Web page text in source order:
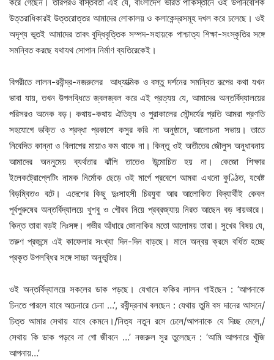
উত্তরাধিকারই উত্তরোত্তর আমাদের লোকালয় ও কলাকেন্দ্রসমূহ দখল করে চলেছে। ওই
অদৃশ্য ভূতই আমাদের তাবৎ বুদ্ধিবৃত্তিক সম্পদ-সহায়কে পাশ্চাত্য শিক্ষা-সংস্কৃতির সঙ্গে
সমন্বিত করছে যথাযথ সোপান নির্মাণ ব্যতিরেকেই।
বিপরীতে লালন-রবীন্দ্র-নজরুলের আধ্যাত্মিক ও বস্তু দর্শনের সমন্বিত রূপের কথা যখন
ভাবা যায়, তখন উপলব্ধিতে জ্বলজ্বল করে এই প্রত্যয় যে, আমাদের অন্তর্বিদ্যালয়ের
পরিসরও অনেক বড়। কথায়-কথায় ঐতিহ্য ও পুরাকালের সৌন্দর্যের প্রতি আমরা প্রণতি
সহযোগে ভক্তি ও শ্রদ্ধা প্রকাশে কসুর করি না অনুষ্ঠানে, আলোচনা সভায়। তাতে
নিবেদিত কান্না ও বিলাপের মায়াও কম থাকে না। কিন্তু ওই অতীতের জৌলুস অনুধাবনায়
আমাদের অননুমেয় ব্যর্থতার ঝাঁপি তাতেও উন্মোচিত হয় না। কেজো শিক্ষার
ইলেকট্রোপ্লেটিং নামক নির্মোক ছেড়ে ওই মার্গে প্রবেশে আমরা এখনো কুণ্ঠিত, যথেষ্ট
বিড়ম্বিতও বটে। এদেশের কিছু দুঃসাহসী চিরযুবা আর আলোকিত বিদ্যার্থীই কেবল
পূর্বপুরুষের অন্তর্বিদ্যালয়ে খুশবু ও গৌরব নিয়ে প্রব্রজ্যায় নিরত আছেন বড় দায়ভারে।
কিন্ত তারা বড়ই নিঃসঙ্গ। গভীর আঁধারে জোনাকির মতো আলোময় তারা। সুখের বিষয় যে,
তরুণ প্রজন্মে এই কাফেলার সংখ্যা দিন-দিন বাড়ছে। মানে অন্বয় ক্রমে বর্ধিত হচ্ছে
প্রকৃত উপলব্ধির সঙ্গে সাচ্চা অনুভূতির।
ওই অন্তর্বিদ্যালয়ে সকলের ডাক পড়ছে। যেখানে ফকির লালন গাইছেন : ‘আপনাকে
চিনতে পারলে যাবে অচেনারে চেনা …’, রবীন্দ্রনাথ বলছেন : যেথায় তুমি বস দানের আসনে/
চিত্ত আমার সেথায় যাবে কেমনে।/নিত্য নতুন রসে ঢেলে/আপনাকে যে দিচ্ছ মেলে,/
সেথায় কি ডাক পড়বে না গো জীবনে …’ নজরুল সুর তুলেছেন : ‘আমি আপনারে খুঁজি
আপনায়…’